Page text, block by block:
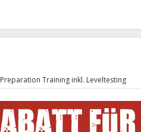
Preparation Training inkl. Leveltesting